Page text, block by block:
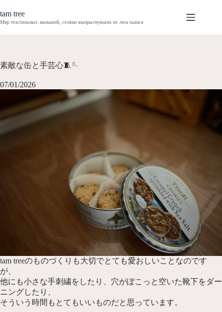
ン
テ
ス
ッ
tam tree
Мир текстильных малышей,словно выпрыгнувших из леса сказки
素敵な缶と手芸心🧵🪡
07/01/2026
tam treeのものづくりも大切でとても愛おしいことなのです
が、
他にも小さな手刺繍をしたり、穴がぽこっと空いた靴下をダー
ニングしたり、
そういう時間もとてもいいものだと思っています。